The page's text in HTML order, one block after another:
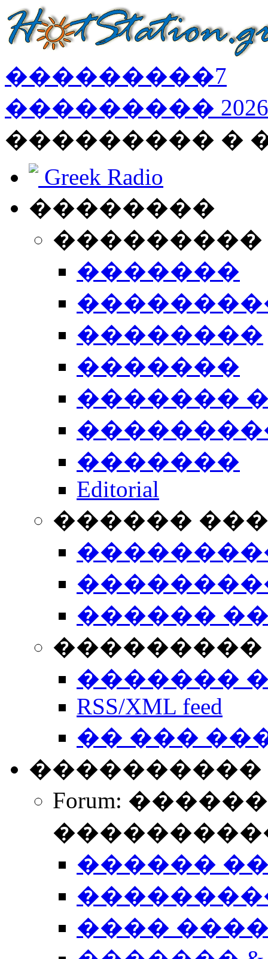
���������7
��������� 2026
��������� �
Greek Radio
��������
�������
��������
�������
�������
�������
Editorial
������
������
���������
�������
RSS/XML feed
�� ���
����������
Forum:
������
����